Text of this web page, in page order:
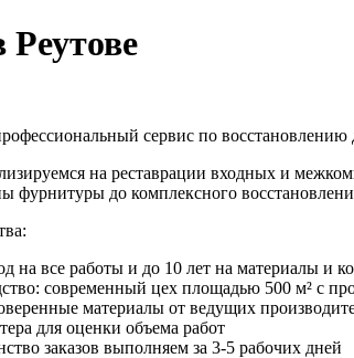
сервис по восстановлению
на реставрации входных и
фурнитуры до комплексного
на все работы и до 10 лет на материалы и
современный цех площадью 500 м² с
материалы от ведущих
для оценки объема работ
заказов выполняем за 3-5 рабочих дней